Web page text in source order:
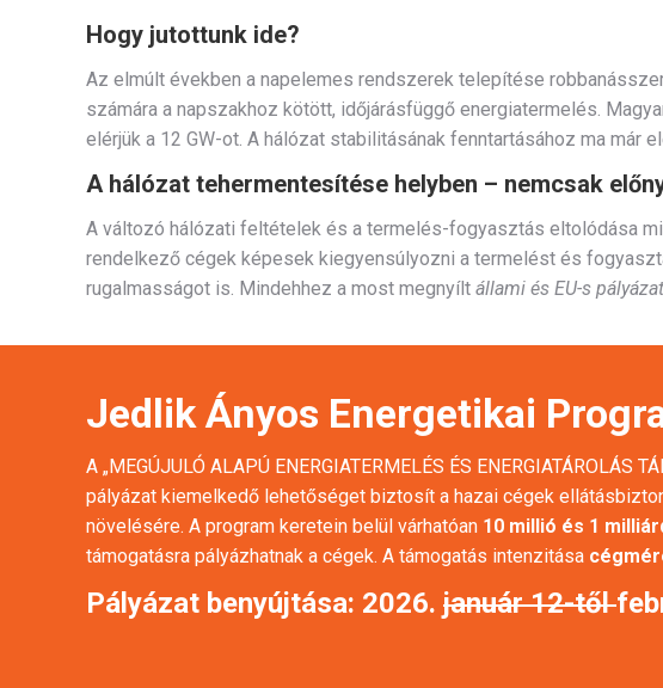
Hogy jutottunk ide?
Az elmúlt években a napelemes rendszerek telepítése
számára a napszakhoz kötött, időjárásfüggő energiatermelés.
elérjük a 12 GW-ot. A hálózat stabilitásának fenntartásához ma már
A hálózat tehermentesítése helyben – nemcsak
A változó hálózati feltételek és a termelés-fogyasztás eltolódása
rendelkező cégek képesek kiegyensúlyozni a termelést és
rugalmasságot is. Mindehhez a most megnyílt állami és EU-s
Jedlik Ányos Energetikai
A „MEGÚJULÓ ALAPÚ ENERGIATERMELÉS ÉS ENERGIATÁROLÁS
pályázat kiemelkedő lehetőséget biztosít a hazai cégek
növelésére. A program keretein belül várhatóan 10 millió és 1
támogatásra pályázhatnak a cégek. A támogatás intenzitása
Pályázat benyújtása: 2026. január 12-től